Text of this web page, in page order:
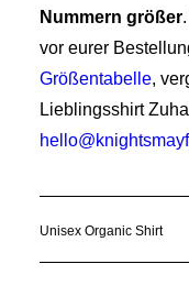
Nummern größer
vor eurer
Größentabelle,
Lieblingsshirt
Unisex Organic Shirt